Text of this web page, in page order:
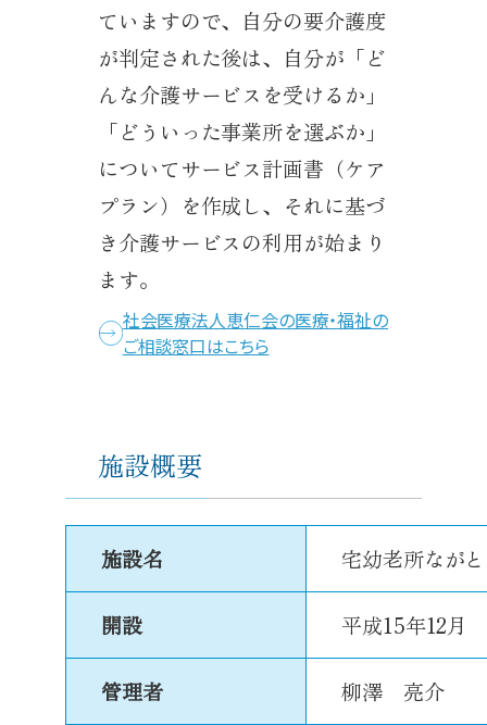
ていますので、自分の要介護度
が判定された後は、自分が「ど
んな介護サービスを受けるか」
「どういった事業所を選ぶか」
についてサービス計画書（ケア
プラン）を作成し、それに基づ
き介護サービスの利用が始まり
ます。
社会医療法人恵仁会の医療・福祉の
ご相談窓口はこちら
施設概要
施設名 宅幼老所なが
開設 平成15年12月
管理者 柳澤 亮介